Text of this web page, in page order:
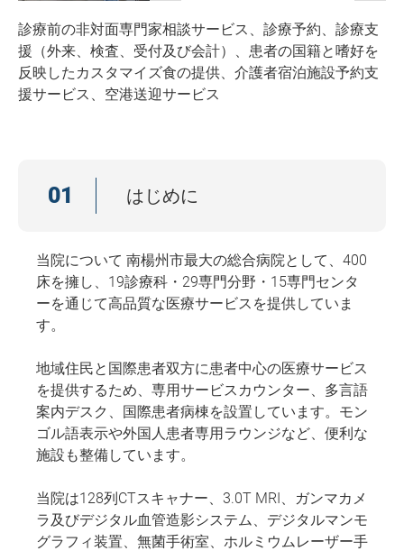
診療前の非対面専門家相談サービス、診療予約、診療支
援（外来、検査、受付及び会計）、患者の国籍と嗜好を
反映したカスタマイズ食の提供、介護者宿泊施設予約支
援サービス、空港送迎サービス
01 はじめに
当院について 南楊州市最大の総合病院として、400
床を擁し、19診療科・29専門分野・15専門センタ
ーを通じて高品質な医療サービスを提供していま
す。
地域住民と国際患者双方に患者中心の医療サービス
を提供するため、専用サービスカウンター、多言語
案内デスク、国際患者病棟を設置しています。モン
ゴル語表示や外国人患者専用ラウンジなど、便利な
施設も整備しています。
当院は128列CTスキャナー、3.0T MRI、ガンマカメ
ラ及びデジタル血管造影システム、デジタルマンモ
グラフィ装置、無菌手術室、ホルミウムレーザー手